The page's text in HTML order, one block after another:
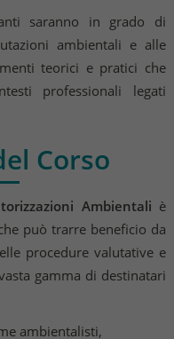
saranno in grado di
ambientali e alle
teorici e pratici che
professionali legati
Corso
Ambientali è
può trarre beneficio da
procedure valutative e
gamma di destinatari
ambientalisti,